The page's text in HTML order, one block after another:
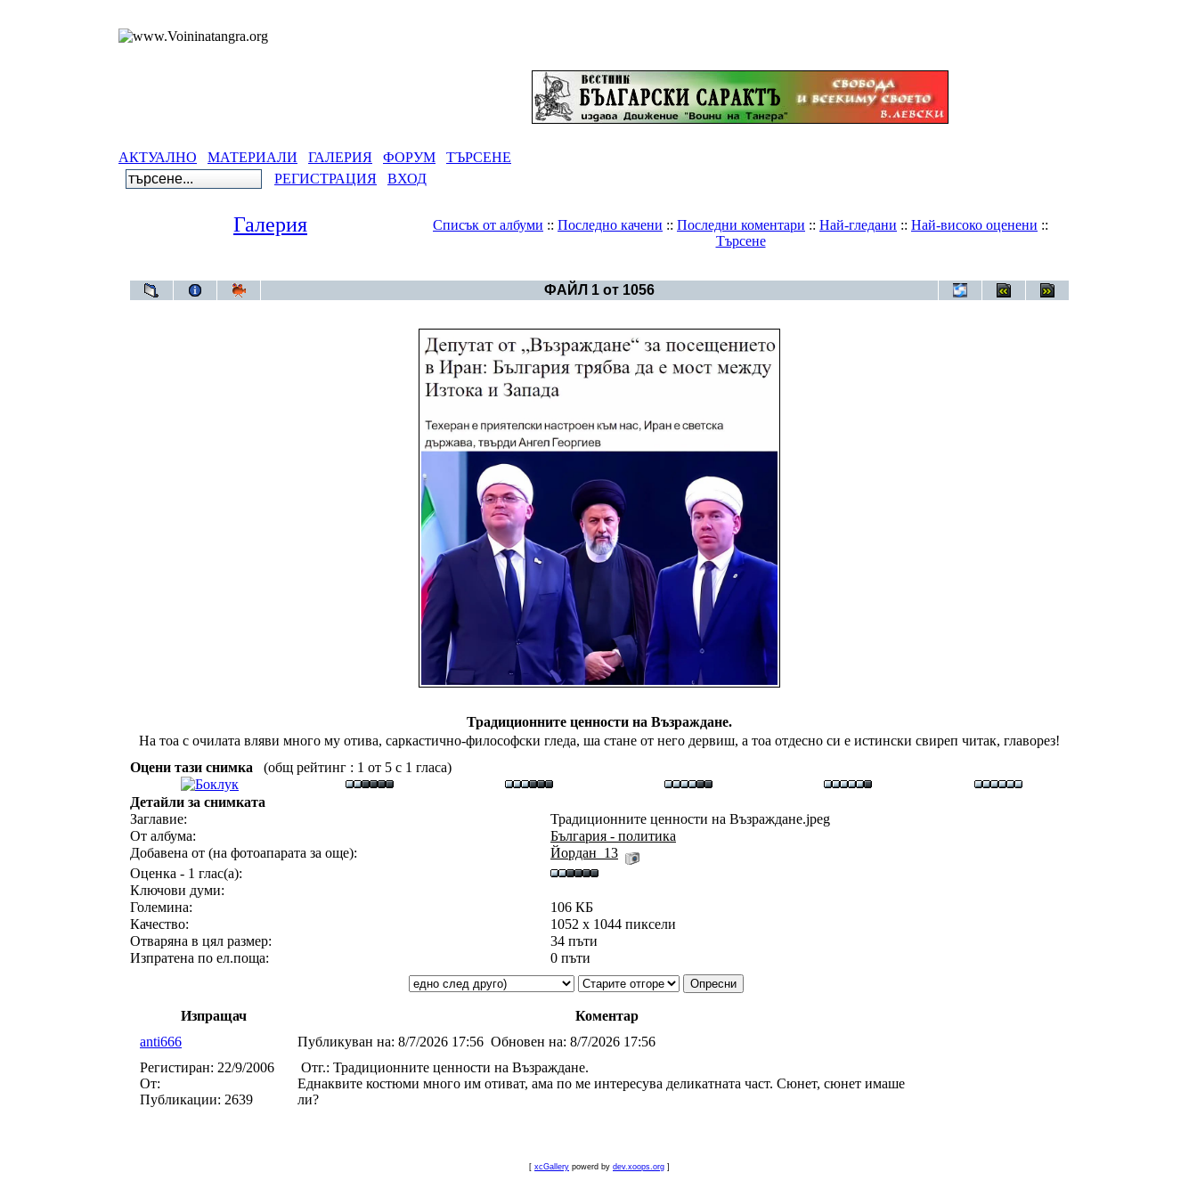
АКТУАЛНО МАТЕРИАЛИ ГАЛЕРИЯ ФОРУМ
ТЪРСЕНЕ
РЕГИСТРАЦИЯ
ВХОД
Галерия Списък от албуми :: Последно качени :: Последни коментари :: Най-гледани :: Най-високо оценени ::
Търсене
ФАЙЛ 1 от 1056
Традиционните ценности на Възраждане.
На тоа с очилата вляви много му отива, саркастично-философски гледа, ша стане от него дервиш, а тоа отдесно си е истински свиреп читак, главорез!
Оцени тази снимка
(общ рейтинг : 1 от 5 с 1 гласа)
Детайли за снимката
Заглавие:
Традиционните ценности на Възраждане.jpeg
От албума:
България - политика
Добавена от (на фотоапарата за още):
Йордан_13
Оценка - 1 глас(а):
Ключови думи:
Големина:
106 КБ
Качество:
1052 x 1044 пиксели
Отваряна в цял размер:
34 пъти
Изпратена по ел.поща:
0 пъти
Изпращач
Коментар
anti666
Публикуван на: 8/7/2026 17:56 Обновен на: 8/7/2026 17:56
Регистиран: 22/9/2006
От:
Публикации: 2639
Отг.: Традиционните ценности на Възраждане.
Еднаквите костюми много им отиват, ама по ме интересува деликатната част. Сюнет, сюнет имаше
ли?
[ xcGallery powerd by dev.xoops.org ]